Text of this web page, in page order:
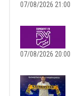
07/08/2026 21:00
07/08/2026 20:00